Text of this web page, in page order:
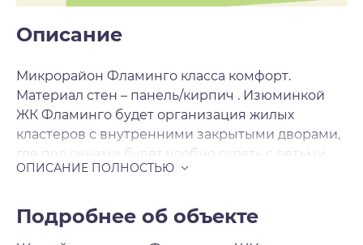
Описание
Микрорайон Фламинго класса комфорт.
Материал стен – панель/кирпич . Изюминкой
ЖК Фламинго будет организация жилых
кластеров с внутренними закрытыми дворами,
где под окнами будет удобно гулять с детьми.
Для продажи будут предложены 1-2-3-
планировками. Отделка чистовая .
Подробнее об объекте